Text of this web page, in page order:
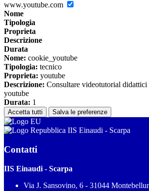
www.youtube.com
Nome
Tipologia
Proprieta
Descrizione
Durata
Nome: cookie_youtube
Tipologia: tecnico
Proprieta: youtube
Descrizione: Consultare videotutorial didattici
youtube
Durata: 1
Accetta tutti Salva le preferenze
IIS Einaudi - Scarpa
Contatti
IIS Einaudi - Scarpa
Via J. Sansovino, 6 - 31044